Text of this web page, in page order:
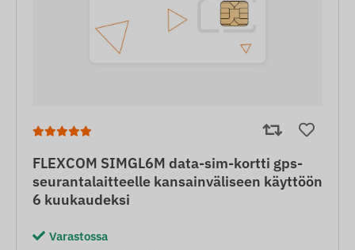
FLEXCOM SIMGL6M data-sim-kortti gps-
seurantalaitteelle kansainväliseen käyttöön
6 kuukaudeksi
Varastossa